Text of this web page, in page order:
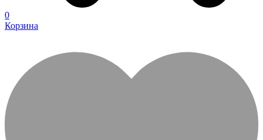
0
Корзина